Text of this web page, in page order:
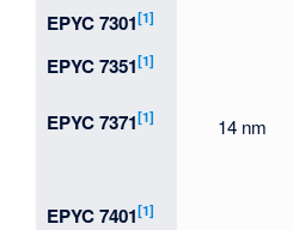
14 nm
EPYC 7301[1]
EPYC 7351[1]
EPYC 7371[1]
EPYC 7401[1]